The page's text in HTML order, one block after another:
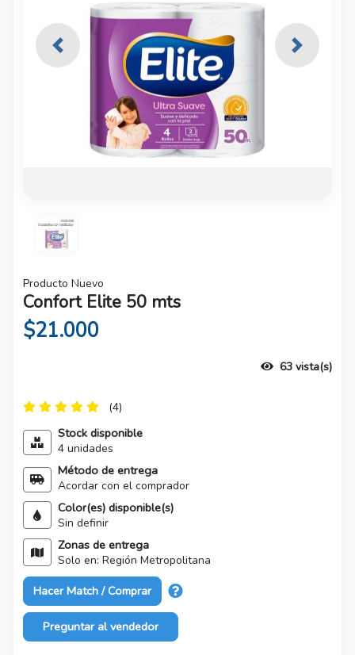
Previous Next
Producto Nuevo
Confort Elite 50 mts
$21.000
63 vista(s)
(4)
Stock disponible
4 unidades
Método de entrega
Acordar con el comprador
Color(es) disponible(s)
Sin definir
Zonas de entrega
Solo en: Región Metropolitana
Hacer Match / Comprar
Preguntar al vendedor